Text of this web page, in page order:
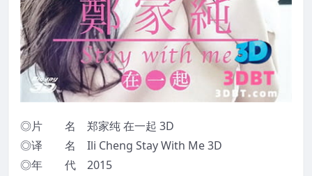
◎片 名 郑家纯 在一起 3D
◎译 名 Ili Cheng Stay With Me 3D
◎年 代 2015